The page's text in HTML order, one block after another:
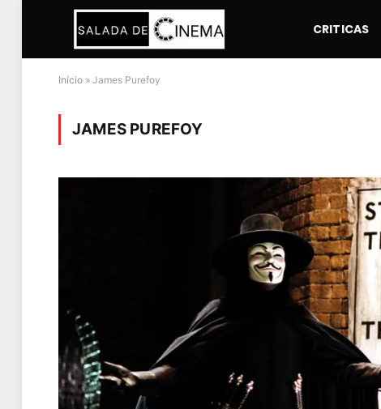
CRITICAS
Início » James Purefoy
JAMES PUREFOY